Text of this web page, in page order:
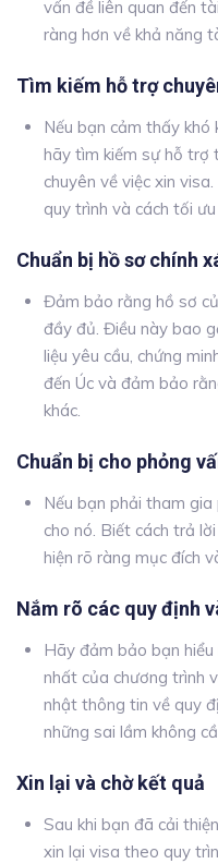
vấn đề liên quan đến
ràng hơn về khả năng
Tìm kiếm hỗ trợ
Nếu bạn cảm thấy
hãy tìm kiếm sự hỗ trợ
chuyên về việc xin
quy trình và cách tối
Chuẩn bị hồ sơ chính
Đảm bảo rằng hồ sơ
đầy đủ. Điều này bao
liệu yêu cầu, chứng
đến Úc và đảm bảo
khác.
Chuẩn bị cho phỏng
Nếu bạn phải tham gia
cho nó. Biết cách trả
hiện rõ ràng mục đích
Nắm rõ các quy định
Hãy đảm bảo bạn
nhất của chương trình
nhật thông tin về quy
những sai lầm không
Xin lại và chờ kết quả
Sau khi bạn đã cải
xin lại visa theo quy